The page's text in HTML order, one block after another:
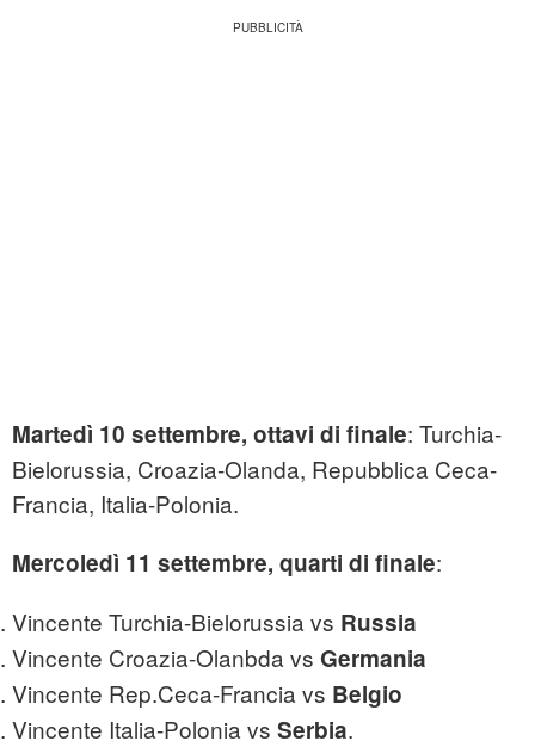
Martedì 10 settembre, ottavi di finale: Turchia-
Bielorussia, Croazia-Olanda, Repubblica Ceca-
Francia, Italia-Polonia.
Mercoledì 11 settembre, quarti di finale:
Vincente Turchia-Bielorussia vs Russia
Vincente Croazia-Olanbda vs Germania
Vincente Rep.Ceca-Francia vs Belgio
Vincente Italia-Polonia vs Serbia.